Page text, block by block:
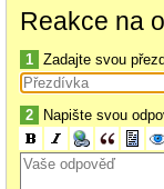
Reakce na
1 Zadajte svou
2 Napište svou